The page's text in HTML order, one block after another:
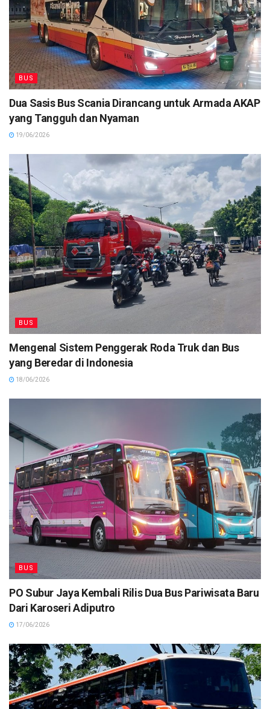
BUS
Dua Sasis Bus Scania Dirancang untuk Armada AKAP
yang Tangguh dan Nyaman
19/06/2026
BUS
Mengenal Sistem Penggerak Roda Truk dan Bus
yang Beredar di Indonesia
18/06/2026
BUS
PO Subur Jaya Kembali Rilis Dua Bus Pariwisata Baru
Dari Karoseri Adiputro
17/06/2026